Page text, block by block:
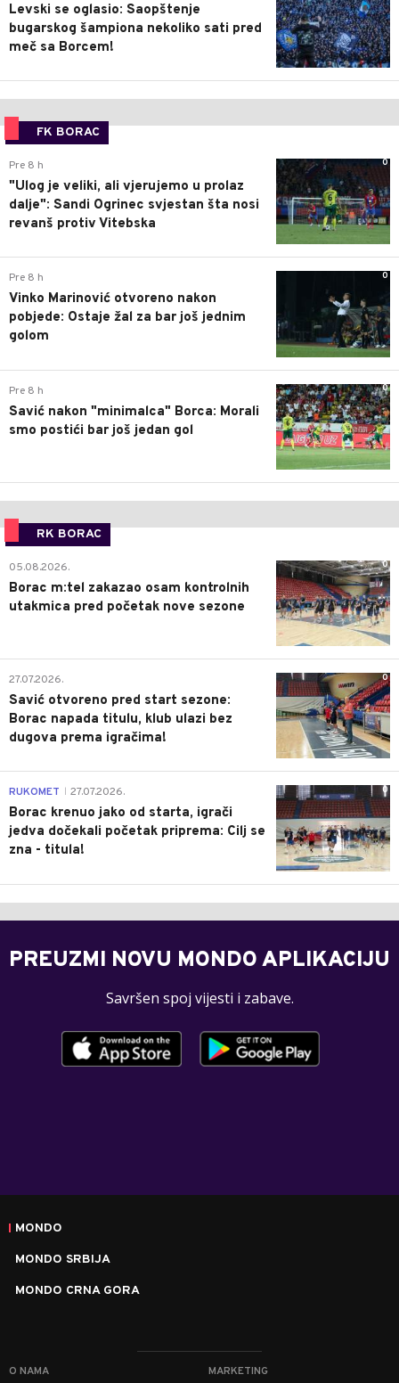
Levski se oglasio: Saopštenje
bugarskog šampiona nekoliko sati pred
meč sa Borcem!
FK BORAC
0
Pre 8 h
"Ulog je veliki, ali vjerujemo u prolaz
dalje": Sandi Ogrinec svjestan šta nosi
revanš protiv Vitebska
0
Pre 8 h
Vinko Marinović otvoreno nakon
pobjede: Ostaje žal za bar još jednim
golom
0
Pre 8 h
Savić nakon "minimalca" Borca: Morali
smo postići bar još jedan gol
RK BORAC
0
05.08.2026.
Borac m:tel zakazao osam kontrolnih
utakmica pred početak nove sezone
0
27.07.2026.
Savić otvoreno pred start sezone:
Borac napada titulu, klub ulazi bez
dugova prema igračima!
0
RUKOMET 27.07.2026.
Borac krenuo jako od starta, igrači
jedva dočekali početak priprema: Cilj se
zna - titula!
PREUZMI NOVU MONDO APLIKACIJU
Savršen spoj vijesti i zabave.
MONDO
MONDO SRBIJA
MONDO CRNA GORA
O NAMA MARKETING